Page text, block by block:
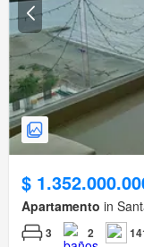
$
Apartamento in
3 2